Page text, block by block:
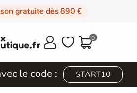
gratuite dès 890 €
  0
le code : START10